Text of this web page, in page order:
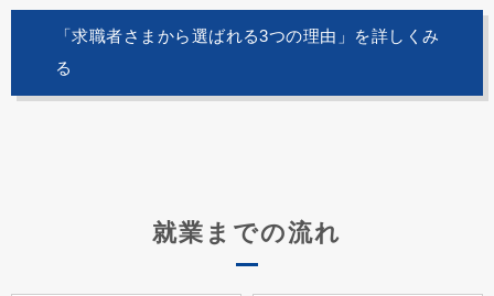
「求職者さまから選ばれる3つの理由」を詳しくみ
る
就業までの流れ